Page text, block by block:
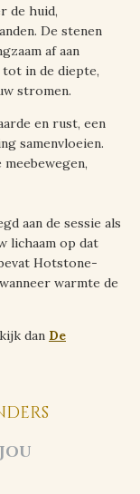
de huid,
De stenen
af aan
in de diepte,
stromen.
en rust, een
samenvloeien.
aan de sessie als
lichaam op dat
Hotstone-
warmte de
dan De
jou